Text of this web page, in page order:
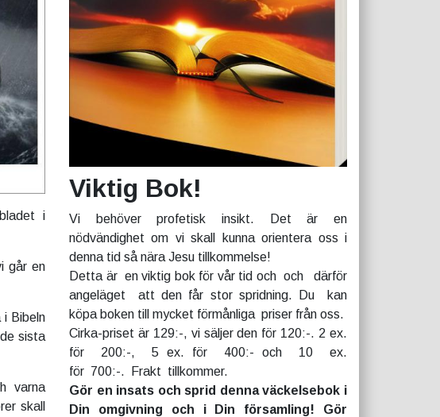
i
går en
i Bibeln
sista
varna
skall
Viktig Bok!
Vi behöver profetisk insikt. Det är en
nödvändighet om vi skall kunna orientera oss i
denna tid så nära Jesu tillkommelse!
Detta är en viktig bok för vår tid och och därför
angeläget att den får stor spridning. Du kan
köpa boken till mycket förmånliga priser från oss.
Cirka-priset är 129:-, vi säljer den för 120:-. 2 ex.
för 200:-, 5 ex. för 400:- och 10 ex.
för 700:-. Frakt tillkommer.
Gör en insats och sprid denna väckelsebok i
Din omgivning och i Din församling! Gör